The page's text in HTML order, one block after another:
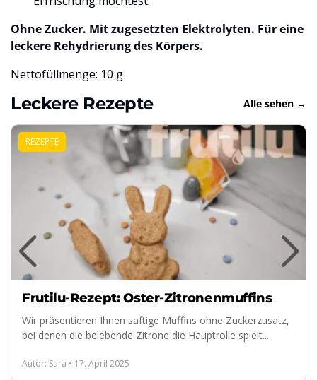
Ohne Zucker. Mit zugesetzten Elektrolyten. Für eine
leckere Rehydrierung des Körpers.
Nettofüllmenge: 10 g
Leckere Rezepte Alle sehen →
REZEPTE
Frutilu-Rezept: Oster-Zitronenmuffins
Wir präsentieren Ihnen saftige Muffins ohne Zuckerzusatz,
bei denen die belebende Zitrone die Hauptrolle spielt....
Autor: Sara • 17. April 2025